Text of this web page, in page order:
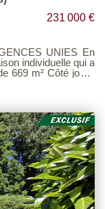
231 000 €
UNIES En
individuelle qui a
Côté jour :
garage attenant et
d'eau) et de
Côté jardin :
en famille. Les
! Aucun gros